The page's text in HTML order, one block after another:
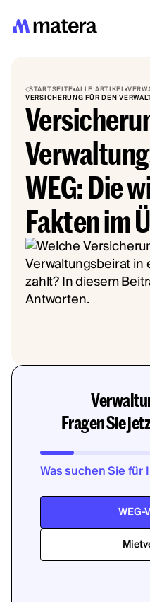
STARTSEITEALLE ARTIKEL
VERSICHERUNG FÜR DEN
WEG: Die
Fakten im
Fragen Sie
Was suchen Sie für
WEG-